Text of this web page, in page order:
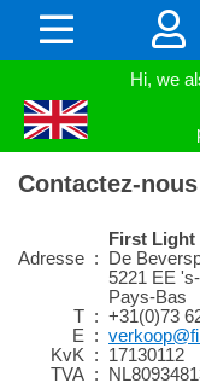
Hi, we
Contactez-nous
First Light
Adresse :
De
5221 EE
Pays-Bas
T : +31(0)73
E :
KvK : 17130112
TVA :